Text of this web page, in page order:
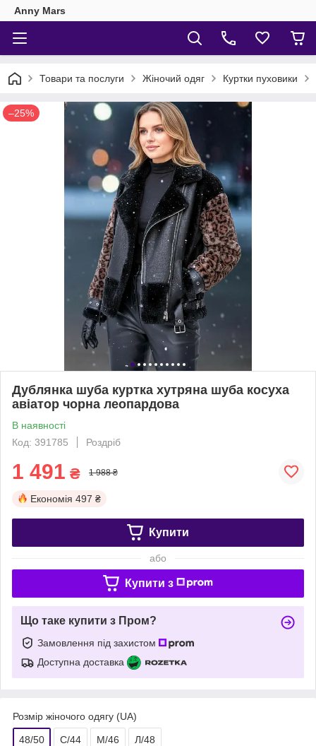
Anny Mars
Товари та послуги Жіночий одяг Куртки пуховики
–25%
Дублянка шуба куртка хутряна шуба косуха
авіатор чорна леопардова
В наявності
Код: 391785
Роздріб
1 491 ₴ 1 988 ₴
Економія 497 ₴
Купити
або
Купити з
Що таке купити з Пром?
Замовлення під захистом
Доступна доставка
Розмір жіночого одягу (UA)
48/50 С/44 М/46 Л/48